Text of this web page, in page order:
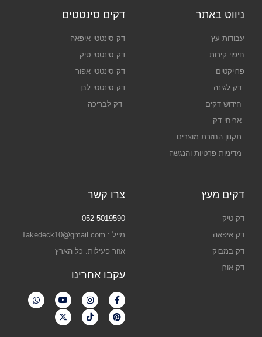
ניווט באתר
עבודות עץ
חיפוי קירות
פרויקטים
דק לגינה
חידוש דקים
אריחי דק
תקנון החזרת מוצרים
מדיניות פרטיות והנגשה
דקים סינטטים
דק סינטטי איפאה
דק סינטטי טיק
דק סינטטי אפור
דק סינטטי לבן
דק לבריכה
דקים מעץ
דק טיק
דק איפאה
דק במבוק
דק אורן
צרו קשר
052-5019590
מייל : Takedeck10@gmail.com
אזור פעילות: כל הארץ
עקבו אחרינו